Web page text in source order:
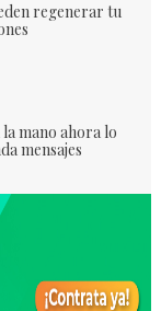
regenerar tu
mano ahora lo
mensajes